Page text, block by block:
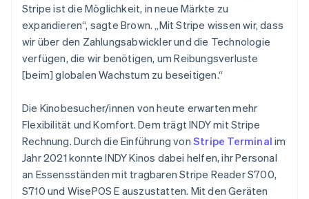
Stripe ist die Möglichkeit, in neue Märkte zu
expandieren“, sagte Brown. „Mit Stripe wissen wir, dass
wir über den Zahlungsabwickler und die Technologie
verfügen, die wir benötigen, um Reibungsverluste
[beim] globalen Wachstum zu beseitigen.“
Die Kinobesucher/innen von heute erwarten mehr
Flexibilität und Komfort. Dem trägt INDY mit Stripe
Rechnung. Durch die Einführung von Stripe Terminal im
Jahr 2021 konnte INDY Kinos dabei helfen, ihr Personal
an Essensständen mit tragbaren Stripe Reader S700,
S710 und WisePOS E auszustatten. Mit den Geräten